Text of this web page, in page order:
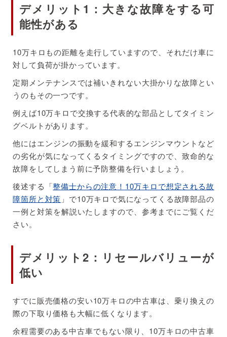
デメリット1：大きな故障をする可
能性がある
10万キロもの距離を走行していますので、それだけ車に
対して負荷が掛かっています。
定期メンテナンスでは補いきれない大掛かりな故障とい
うのもその一つです。
例えば10万キロで交換する代表的な部品としてタイミン
グベルトがあります。
他にはエンジンの振動を緩和するエンジンマウントなど
の劣化が気になってくるタイミングですので、致命的な
故障をしてしまう前に予防整備を行いましょう。
後述する「整備士からの注意！10万キロで想定される故
障箇所と対策 」で10万キロで気になってくる故障部品の
一例と対策を解説いたしますので、参考までにご覧くだ
さい。
デメリット2：リセールバリューが
低い
すでに販売価格の安い10万キロの中古車は、乗り換えの
際の下取り価格も大幅に低くなります。
余程需要のある中古車でもない限り、10万キロの中古車